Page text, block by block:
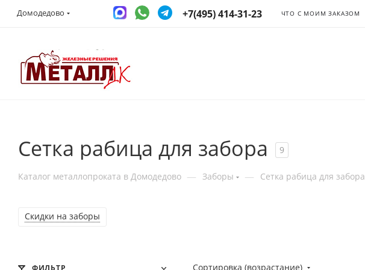
Домодедово +7(495) 414-31-23 ЧТО С МОИМ ЗАКАЗОМ
Сетка рабица для забора 9
Каталог металлопроката в Домодедово — Заборы — Сетка рабица для забора
Скидки на заборы
Сортировка (возрастание)
ФИЛЬТР